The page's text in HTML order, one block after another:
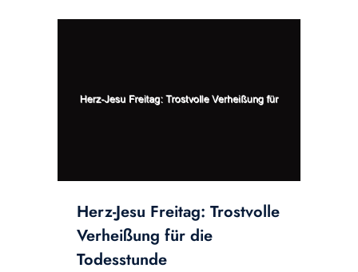
Herz-Jesu Freitag: Trostvolle
Verheißung für die
Todesstunde